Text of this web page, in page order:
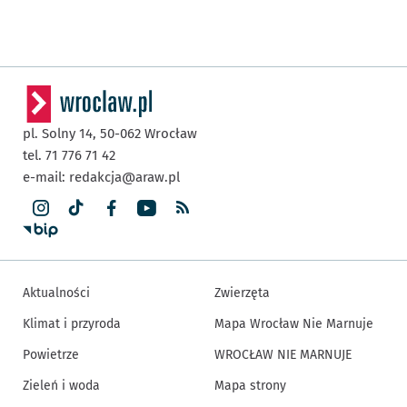
pl. Solny 14, 50-062 Wrocław
tel. 71 776 71 42
e-mail: redakcja@araw.pl
Aktualności
Klimat i przyroda
Powietrze
Zieleń i woda
Zwierzęta
Mapa Wrocław Nie Marnuje
WROCŁAW NIE MARNUJE
Mapa strony